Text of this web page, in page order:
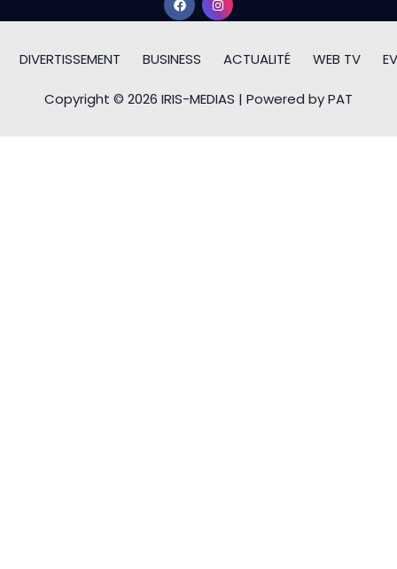
DIVERTISSEMENT BUSINESS ACTUALITÉ WEB TV
Copyright © 2026 IRIS-MEDIAS | Powered by PAT